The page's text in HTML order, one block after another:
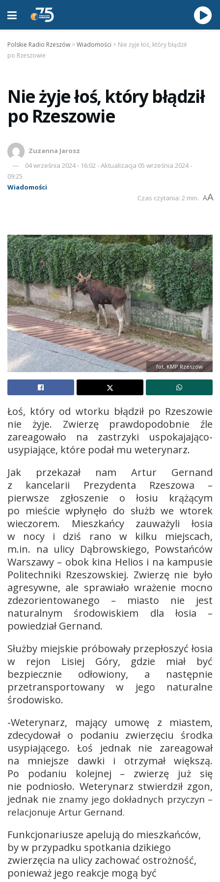
Polskie Radio Rzeszów >Wiadomości > Nie żyje łoś, który błądził
po Rzeszowie
Nie żyje łoś, który błądził
po Rzeszowie
Zuzanna Jarosz
04 września 2024 - 16:02 - Aktualizacja 05 września 2024 -
09:25
Wiadomości
Czas czytania: 2 min. AA
fot. KMP Rzeszów
Łoś, który od wtorku błądził po Rzeszowie
nie żyje. Zwierzę prawdopodobnie źle
zareagowało na zastrzyki uspokajająco-
usypiające, które podał mu weterynarz.
Jak przekazał nam Artur Gernand
z kancelarii Prezydenta Rzeszowa –
pierwsze zgłoszenie o łosiu krążącym
po mieście wpłynęło do służb we wtorek
wieczorem. Mieszkańcy zauważyli łosia
w nocy i dziś rano w kilku miejscach,
m.in. na ulicy Dąbrowskiego, Powstańców
Warszawy – obok kina Helios i na kampusie
Politechniki Rzeszowskiej. Zwierzę nie było
agresywne, ale sprawiało wrażenie mocno
zdezorientowanego – miasto nie jest
naturalnym środowiskiem dla łosia –
powiedział Gernand.
Służby miejskie próbowały przepłoszyć łosia
w rejon Lisiej Góry, gdzie miał być
bezpiecznie odłowiony, a następnie
przetransportowany w jego naturalne
środowisko.
-Weterynarz, mający umowę z miastem,
zdecydował o podaniu zwierzęciu środka
usypiającego. Łoś jednak nie zareagował
na mniejsze dawki i otrzymał większą.
Po podaniu kolejnej – zwierzę już się
nie podniosło. Weterynarz stwierdził zgon,
jednak nie znamy jego dokładnych przyczyn –
relacjonuje Artur Gernand.
Funkcjonariusze apelują do mieszkańców,
by w przypadku spotkania dzikiego
zwierzęcia na ulicy zachować ostrożność,
ponieważ jego reakcje mogą być